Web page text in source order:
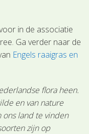
in de associatie
Ga verder naar de
Engels raaigras en
flora heen.
en van nature
land te vinden
zijn op